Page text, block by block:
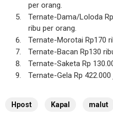
per orang.
Ternate-Dama/Loloda
ribu per orang.
Ternate-Morotai Rp170
Ternate-Bacan Rp130
Ternate-Saketa Rp
Ternate-Gela Rp 422.000
Hpost Kapal malut